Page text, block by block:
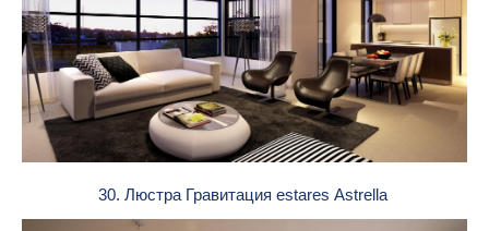
30. Люстра Гравитация estares Astrella